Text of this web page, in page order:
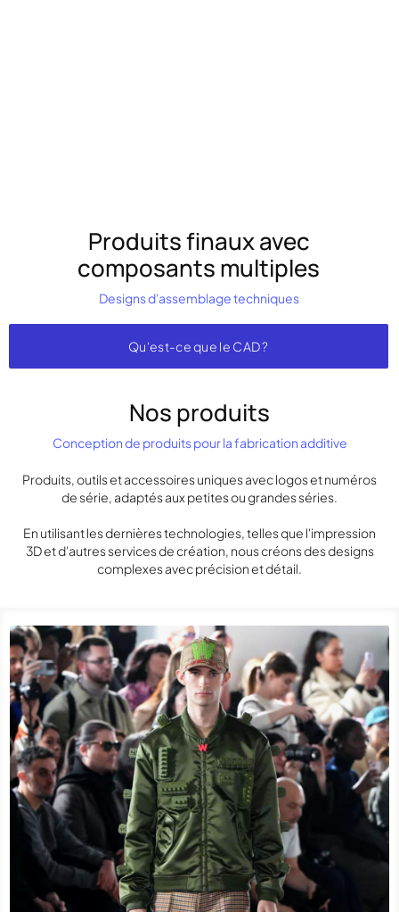
Produits finaux avec
composants multiples
Designs d'assemblage techniques
Qu'est-ce que le CAD ?
Nos produits
Conception de produits pour la fabrication additive
Produits, outils et accessoires uniques avec logos et numéros
de série, adaptés aux petites ou grandes séries.
En utilisant les dernières technologies, telles que l'impression
3D et d'autres services de création, nous créons des designs
complexes avec précision et détail.